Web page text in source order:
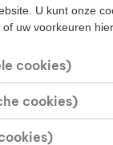
U kunt onze
uw voorkeuren
cookies)
cookies)